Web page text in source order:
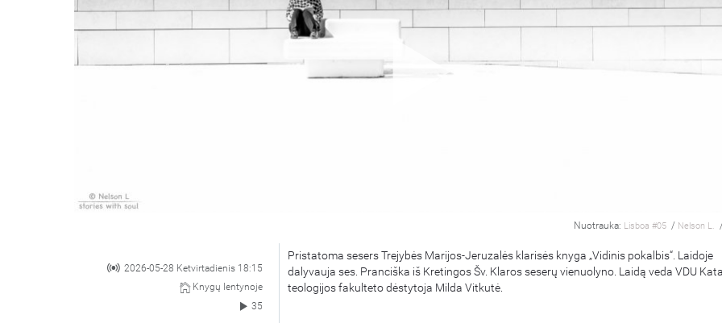
Nuotrauka: Lisboa #05 / Nelson L.
2026-05-28 Ketvirtadienis 18:15
Knygų lentynoje
35
Pristatoma sesers Trejybės Marijos-Jeruzalės klarisės knyga „Vidinis pokalbis“. Laidoje
dalyvauja ses. Pranciška iš Kretingos Šv. Klaros seserų vienuolyno. Laidą veda VDU
teologijos fakulteto dėstytoja Milda Vitkutė.